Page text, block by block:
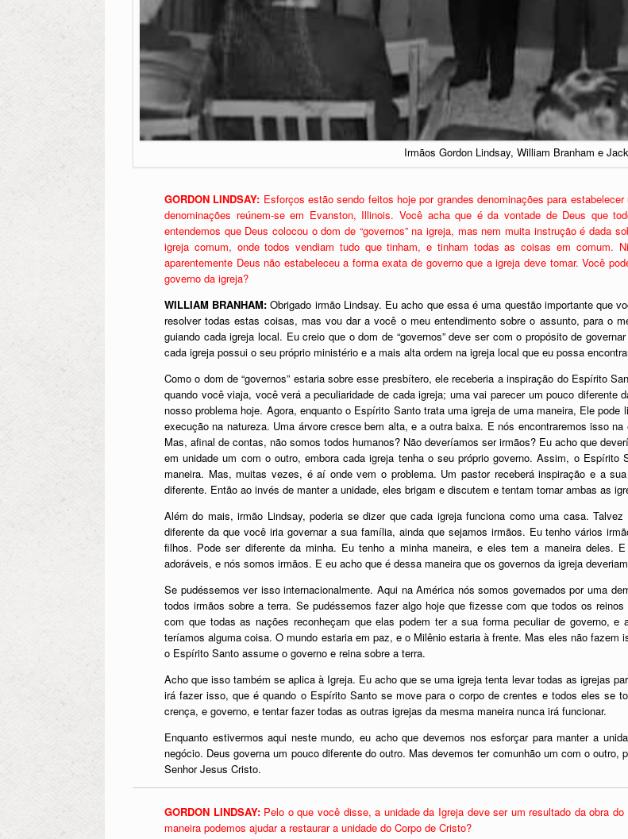
Irmãos Gordon Lindsay, William Branham e
GORDON LINDSAY: Esforços estão sendo feitos hoje por grandes denominações para
denominações reúnem-se em Evanston, Illinois. Você acha que é da vontade de Deus que
entendemos que Deus colocou o dom de “governos” na igreja, mas nem muita instrução é dada
igreja comum, onde todos vendiam tudo que tinham, e tinham todas as coisas em comum.
aparentemente Deus não estabeleceu a forma exata de governo que a igreja deve tomar. Você
governo da igreja?
WILLIAM BRANHAM:Obrigado irmão Lindsay. Eu acho que essa é uma questão importante que
resolver todas estas coisas, mas vou dar a você o meu entendimento sobre o assunto, para o
guiando cada igreja local. Eu creio que o dom de “governos” deve ser com o propósito de
cada igreja possui o seu próprio ministério e a mais alta ordem na igreja local que eu possa
Como o dom de “governos” estaria sobre esse presbítero, ele receberia a inspiração do Espírito
quando você viaja, você verá a peculiaridade de cada igreja; uma vai parecer um pouco
nosso problema hoje. Agora, enquanto o Espírito Santo trata uma igreja de uma maneira, Ele
execução na natureza. Uma árvore cresce bem alta, e a outra baixa. E nós encontraremos isso
Mas, afinal de contas, não somos todos humanos? Não deveríamos ser irmãos? Eu acho que
em unidade um com o outro, embora cada igreja tenha o seu próprio governo. Assim, o Espírito
maneira. Mas, muitas vezes, é aí onde vem o problema. Um pastor receberá inspiração e a
diferente. Então ao invés de manter a unidade, eles brigam e discutem e tentam tornar ambas as
Além do mais, irmão Lindsay, poderia se dizer que cada igreja funciona como uma casa.
diferente da que você iria governar a sua família, ainda que sejamos irmãos. Eu tenho vários
filhos. Pode ser diferente da minha. Eu tenho a minha maneira, e eles tem a maneira deles.
adoráveis, e nós somos irmãos. E eu acho que é dessa maneira que os governos da igreja
Se pudéssemos ver isso internacionalmente. Aqui na América nós somos governados por uma
todos irmãos sobre a terra. Se pudéssemos fazer algo hoje que fizesse com que todos os
com que todas as nações reconheçam que elas podem ter a sua forma peculiar de governo,
teríamos alguma coisa. O mundo estaria em paz, e o Milênio estaria à frente. Mas eles não
o Espírito Santo assume o governo e reina sobre a terra.
Acho que isso também se aplica à Igreja. Eu acho que se uma igreja tenta levar todas as igrejas
irá fazer isso, que é quando o Espírito Santo se move para o corpo de crentes e todos eles se
crença, e governo, e tentar fazer todas as outras igrejas da mesma maneira nunca irá funcionar.
Enquanto estivermos aqui neste mundo, eu acho que devemos nos esforçar para manter a
negócio. Deus governa um pouco diferente do outro. Mas devemos ter comunhão um com o
Senhor Jesus Cristo.
GORDON LINDSAY:Pelo o que você disse, a unidade da Igreja deve ser um resultado da obra
maneira podemos ajudar a restaurar a unidade do Corpo de Cristo?